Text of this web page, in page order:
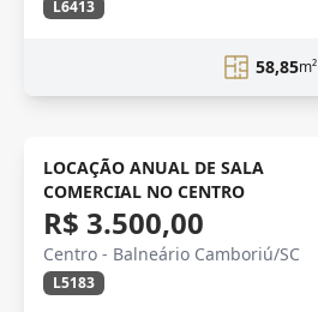
L6413
58,85m²
LOCAÇÃO ANUAL DE SALA
COMERCIAL NO CENTRO
R$ 3.500,00
Centro - Balneário Camboriú/SC
L5183